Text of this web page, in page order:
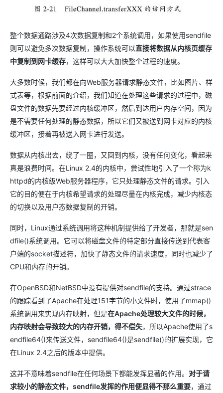
整个数据通路涉及4次数据复制和2个系统调用，如果使用sendfile
则可以避免多次数据复制，操作系统可以直接将数据从内核页缓存
中复制到网卡缓存，这样可以大大加快整个过程的速度。
大多数时候，我们都在向Web服务器请求静态文件，比如图片、样
式表等，根据前面的介绍，我们知道在处理这些请求的过程中，磁
盘文件的数据先要经过内核缓冲区，然后到达用户内存空间，因为
是不需要任何处理的静态数据，所以它们又被送到网卡对应的内核
缓冲区，接着再被送入网卡进行发送。
数据从内核出去，绕了一圈，又回到内核，没有任何变化，看起来
真是浪费时间。在Linux 2.4的内核中，尝试性地引入了一个称为k
httpd的内核级Web服务器程序，它只处理静态文件的请求。引入
它的目的便在于内核希望请求的处理尽量在内核完成，减少内核态
的切换以及用户态数据复制的开销。
同时，Linux通过系统调用将这种机制提供给了开发者，那就是sen
dfile()系统调用。它可以将磁盘文件的特定部分直接传送到代表客
户端的socket描述符，加快了静态文件的请求速度，同时也减少了
CPU和内存的开销。
在OpenBSD和NetBSD中没有提供对sendfile的支持。通过strace
的跟踪看到了Apache在处理151字节的小文件时，使用了mmap()
系统调用来实现内存映射，但是在Apache处理较大文件的时候，
内存映射会导致较大的内存开销，得不偿失，所以Apache使用了s
endfile64()来传送文件，sendfile64()是sendfile()的扩展实现，它
在Linux 2.4之后的版本中提供。
这并不意味着sendfile在任何场景下都能发挥显著的作用。 对于请
求较小的静态文件，sendfile发挥的作用便显得不那么重要，通过